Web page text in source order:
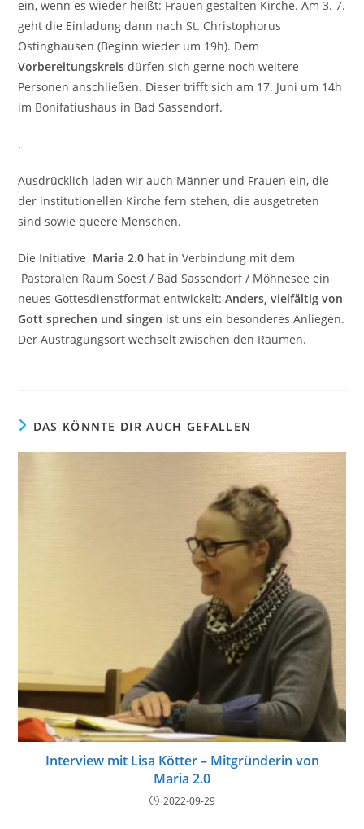
ein, wenn es wieder heißt: Frauen gestalten Kirche. Am 3. 7.
geht die Einladung dann nach St. Christophorus
Ostinghausen (Beginn wieder um 19h). Dem
Vorbereitungskreisdürfen sich gerne noch weitere
Personen anschließen. Dieser trifft sich am 17. Juni um 14h
im Bonifatiushaus in Bad Sassendorf.
.
Ausdrücklich laden wir auch Männer und Frauen ein, die
der institutionellen Kirche fern stehen, die ausgetreten
sind sowie queere Menschen.
Die Initiative Maria 2.0 hat in Verbindung mit dem
Pastoralen Raum Soest / Bad Sassendorf / Möhnesee ein
neues Gottesdienstformat entwickelt:Anders, vielfältig von
Gott sprechen und singen ist uns ein besonderes Anliegen.
Der Austragungsort wechselt zwischen den Räumen.
DAS KÖNNTE DIR AUCH GEFALLEN
Interview mit Lisa Kötter – Mitgründerin von
Maria 2.0
2022-09-29